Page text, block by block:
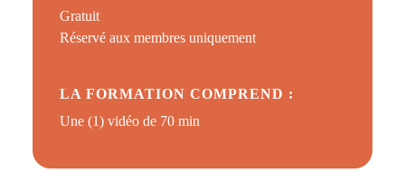
Gratuit
Réservé aux membres uniquement
LA FORMATION COMPREND :
Une (1) vidéo de 70 min